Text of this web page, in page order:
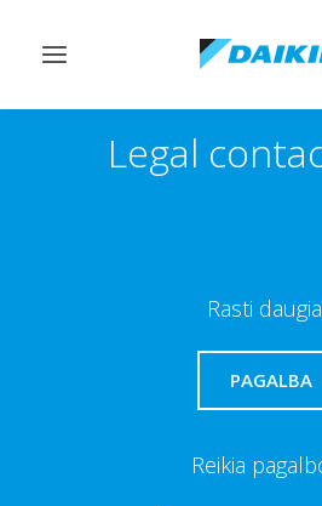
Perjungiamas
Legal
Rasti
PAGALBA
Reikia